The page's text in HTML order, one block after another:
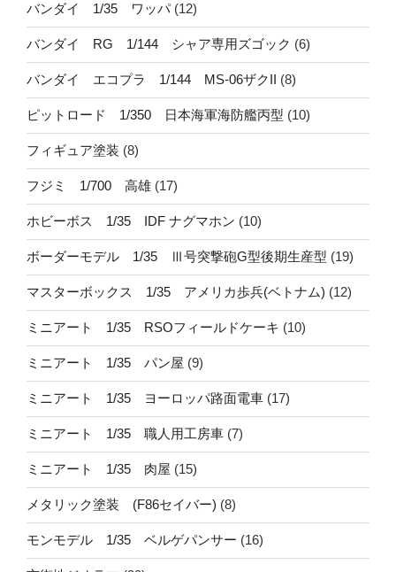
バンダイ 1/35 ワッパ(12)
バンダイ RG 1/144 シャア専用ズゴック (6)
バンダイ エコプラ 1/144 MS-06ザクII (8)
ピットロード 1/350 日本海軍海防艦丙型 (10)
フィギュア塗装 (8)
フジミ 1/700 高雄 (17)
ホビーボス 1/35 IDF ナグマホン (10)
ボーダーモデル 1/35 Ⅲ号突撃砲G型後期生産型 (19)
マスターボックス 1/35 アメリカ歩兵(ベトナム) (12)
ミニアート 1/35 RSOフィールドケーキ (10)
ミニアート 1/35 パン屋 (9)
ミニアート 1/35 ヨーロッパ路面電車 (17)
ミニアート 1/35 職人用工房車 (7)
ミニアート 1/35 肉屋 (15)
メタリック塗装 (F86セイバー) (8)
モンモデル 1/35 ベルゲパンサー (16)